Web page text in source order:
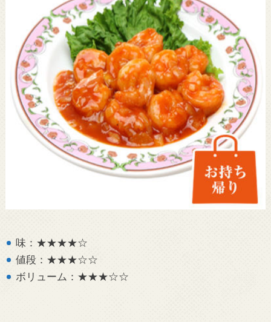
味：★★★★☆
値段：★★★☆☆
ボリューム：★★★☆☆